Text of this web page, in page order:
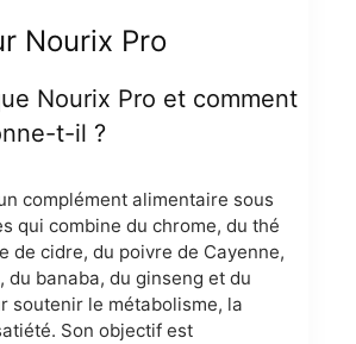
Nourix Pro
Nourix Pro et comment
t-il ?
complément alimentaire sous
qui combine du chrome, du thé
de cidre, du poivre de Cayenne,
du banaba, du ginseng et du
soutenir le métabolisme, la
Son objectif est